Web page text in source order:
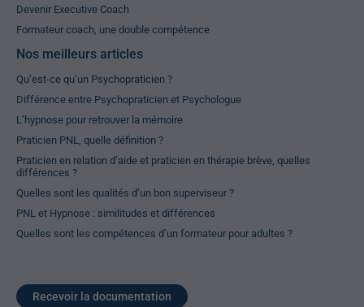
Devenir Executive Coach
Formateur coach, une double compétence
Nos meilleurs articles
Qu’est-ce qu’un Psychopraticien ?
Différence entre Psychopraticien et Psychologue
L’hypnose pour retrouver la mémoire
Praticien PNL, quelle définition ?
Praticien en relation d’aide et praticien en thérapie brève, quelles
différences ?
Quelles sont les qualités d’un bon superviseur ?
PNL et Hypnose : similitudes et différences
Quelles sont les compétences d’un formateur pour adultes ?
Recevoir la documentation